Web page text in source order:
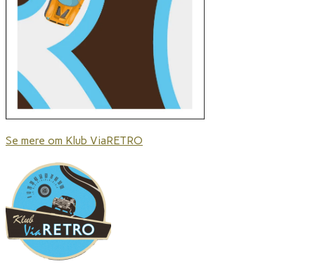
Se mere om Klub ViaRETRO